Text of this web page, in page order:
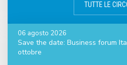
TUTTE LE
06 agosto 2026
Save the date: Business forum
ottobre